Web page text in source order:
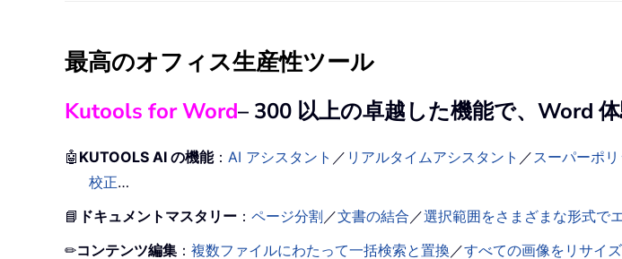
最高のオフィス生産性ツール
Kutools for Word– 300 以上の卓越した機能で、Word
🤖 KUTOOLS AI の機能： AI アシスタント ／ リアルタイムアシスタント ／スーパーポリ
校正…
📘 ドキュメントマスタリー ： ページ分割 ／文書の結合 ／選択範囲をさまざまな形式で
✏コンテンツ編集 ： 複数ファイルにわたって一括検索と置換 ／すべての画像をリサイズ